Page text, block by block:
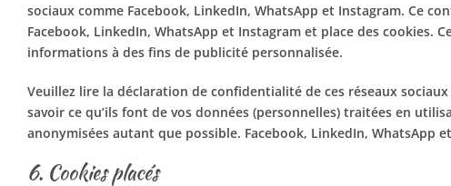
sociaux comme Facebook, LinkedIn, WhatsApp et Instagram. Ce
Facebook, LinkedIn, WhatsApp et Instagram et place des cookies.
informations à des fins de publicité personnalisée.
Veuillez lire la déclaration de confidentialité de ces réseaux
savoir ce qu’ils font de vos données (personnelles) traitées en
anonymisées autant que possible. Facebook, LinkedIn, WhatsApp
6. Cookies placés